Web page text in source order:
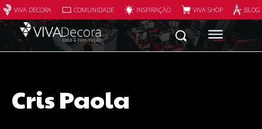
VIVA DECORA COMUNIDADE INSPIRAÇÃO VIVA SHOP
Cris Paola